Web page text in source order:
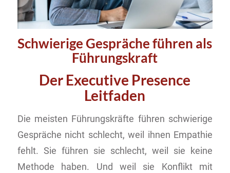
Schwierige Gespräche führen als
Führungskraft
Der Executive Presence
Leitfaden
Die meisten Führungskräfte führen schwierige
Gespräche nicht schlecht, weil ihnen Empathie
fehlt. Sie führen sie schlecht, weil sie keine
Methode haben. Und weil sie Konflikt mit